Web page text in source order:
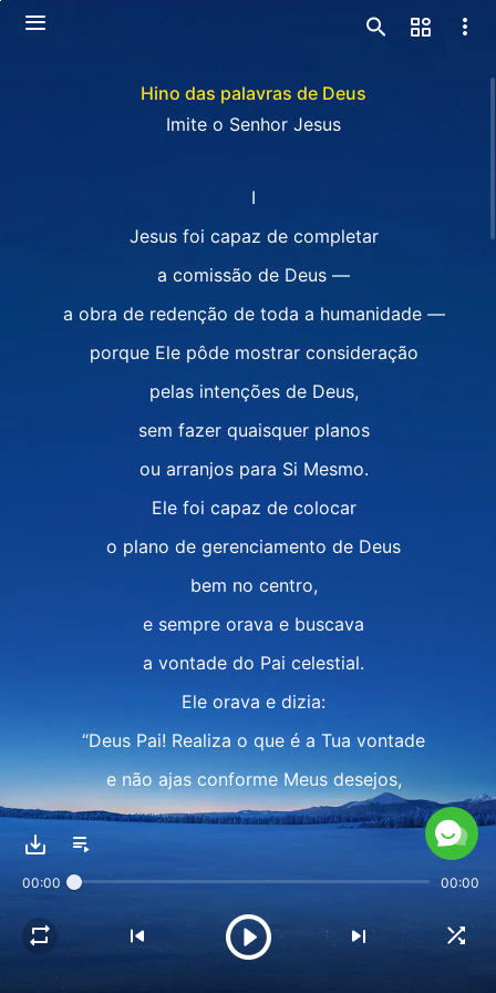
Hino das palavras de Deus
Imite o Senhor Jesus
I
Jesus foi capaz de completar
a comissão de Deus —
a obra de redenção de toda a humanidade —
porque Ele pôde mostrar consideração
pelas intenções de Deus,
sem fazer quaisquer planos
ou arranjos para Si Mesmo.
Ele foi capaz de colocar
o plano de gerenciamento de Deus
bem no centro,
e sempre orava e buscava
a vontade do Pai celestial.
Ele orava e dizia:
“Deus Pai! Realiza o que é a Tua vontade
e não ajas conforme Meus desejos,
mas conforme o Teu plano.
mas por que Tu deverias Te importar com ele?
Como poderia o homem ser digno
00:00 00:00